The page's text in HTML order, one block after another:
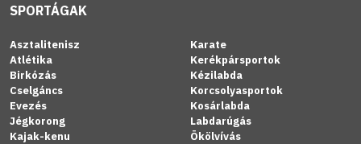
SPORTÁGAK
Asztalitenisz
Atlétika
Birkózás
Cselgáncs
Evezés
Jégkorong
Kajak-kenu
Karate
Kerékpársportok
Kézilabda
Korcsolyasportok
Kosárlabda
Labdarúgás
Ökölvívás